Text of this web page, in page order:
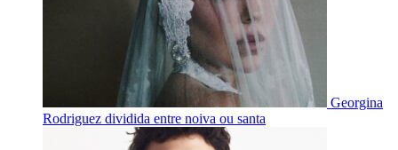
Georgina
Rodriguez dividida entre noiva ou santa